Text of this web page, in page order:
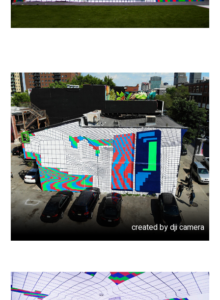
created by dji camera